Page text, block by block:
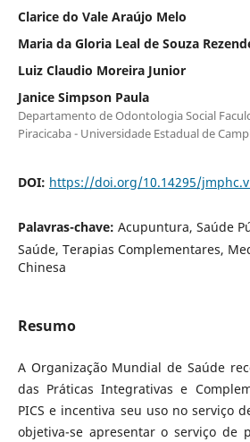
Clarice do Vale Araújo Melo
Maria da Gloria Leal de Souza
Luiz Claudio Moreira Junior
Janice Simpson Paula
Departamento de Odontologia Social
Piracicaba - Universidade Estadual de
DOI: https://doi.org/10.14295/
Palavras-chave: Acupuntura, Saúde
Saúde, Terapias Complementares,
Chinesa
Resumo
A Organização Mundial de Saúde
das Práticas Integrativas e
PICS e incentiva seu uso no serviço
objetiva-se apresentar o serviço de